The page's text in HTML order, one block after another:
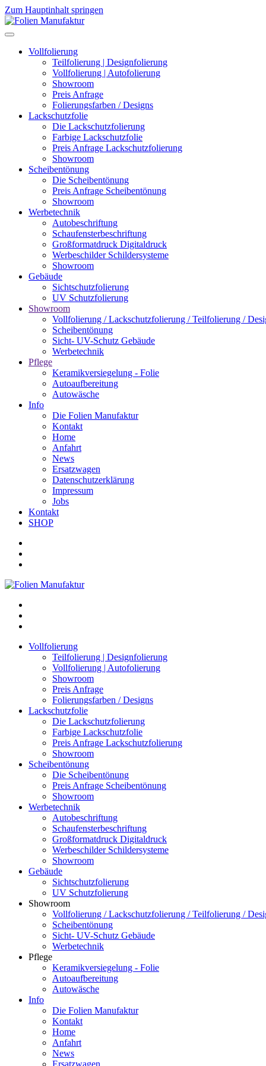
Zum Hauptinhalt springen
Vollfolierung
Teilfolierung | Designfolierung
Vollfolierung | Autofolierung
Showroom
Preis Anfrage
Folierungsfarben / Designs
Lackschutzfolie
Die Lackschutzfolierung
Farbige Lackschutzfolie
Preis Anfrage Lackschutzfolierung
Showroom
Scheibentönung
Die Scheibentönung
Preis Anfrage Scheibentönung
Showroom
Werbetechnik
Autobeschriftung
Schaufensterbeschriftung
Großformatdruck Digitaldruck
Werbeschilder Schildersysteme
Showroom
Gebäude
Sichtschutzfolierung
UV Schutzfolierung
Showroom
Vollfolierung / Lackschutzfolierung / Teilfolierung /
Scheibentönung
Sicht- UV-Schutz Gebäude
Werbetechnik
Pflege
Keramikversiegelung - Folie
Autoaufbereitung
Autowäsche
Info
Die Folien Manufaktur
Kontakt
Home
Anfahrt
News
Ersatzwagen
Datenschutzerklärung
Impressum
Jobs
Kontakt
SHOP
Vollfolierung
Teilfolierung | Designfolierung
Vollfolierung | Autofolierung
Showroom
Preis Anfrage
Folierungsfarben / Designs
Lackschutzfolie
Die Lackschutzfolierung
Farbige Lackschutzfolie
Preis Anfrage Lackschutzfolierung
Showroom
Scheibentönung
Die Scheibentönung
Preis Anfrage Scheibentönung
Showroom
Werbetechnik
Autobeschriftung
Schaufensterbeschriftung
Großformatdruck Digitaldruck
Werbeschilder Schildersysteme
Showroom
Gebäude
Sichtschutzfolierung
UV Schutzfolierung
Showroom
Vollfolierung / Lackschutzfolierung / Teilfolierung /
Scheibentönung
Sicht- UV-Schutz Gebäude
Werbetechnik
Pflege
Keramikversiegelung - Folie
Autoaufbereitung
Autowäsche
Info
Die Folien Manufaktur
Kontakt
Home
Anfahrt
News
Ersatzwagen